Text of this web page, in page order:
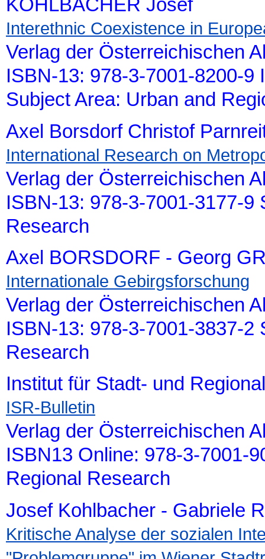
KOHLBACHER Josef
Interethnic Coexistence in
Verlag der Österreichischen
ISBN-13: 978-3-7001-8200-
Subject Area: Urban and
Axel Borsdorf Christof
International Research on
Verlag der Österreichischen
ISBN-13: 978-3-7001-3177-9
Research
Axel BORSDORF - Georg
Internationale Gebirgsforschung
Verlag der Österreichischen
ISBN-13: 978-3-7001-3837-2
Research
Institut für Stadt- und
ISR-Bulletin
Verlag der Österreichischen
ISBN13 Online: 978-3-7001-
Regional Research
Josef Kohlbacher - Gabriele
Kritische Analyse der sozialen